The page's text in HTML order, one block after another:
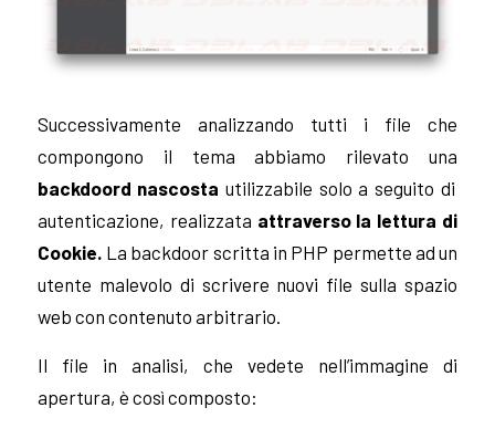
Successivamente analizzando tutti i file che
compongono il tema abbiamo rilevato una
backdoord nascosta utilizzabile solo a seguito di
autenticazione, realizzata attraverso la lettura di
Cookie. La backdoor scritta in PHP permette ad un
utente malevolo di scrivere nuovi file sulla spazio
web con contenuto arbitrario.
Il file in analisi, che vedete nell’immagine di
apertura, è così composto: